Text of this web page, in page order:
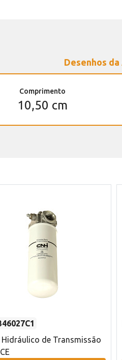
Desenhos
Comprimento
10,50 cm
de Transmissão